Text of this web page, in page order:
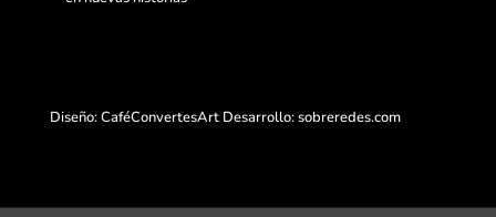
Diseño: CaféConvertesArt Desarrollo:sobreredes.com